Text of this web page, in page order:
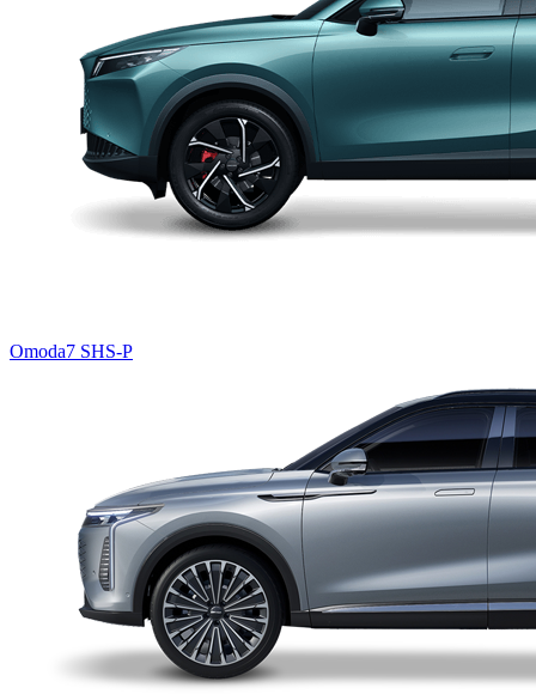
Omoda7 SHS-P